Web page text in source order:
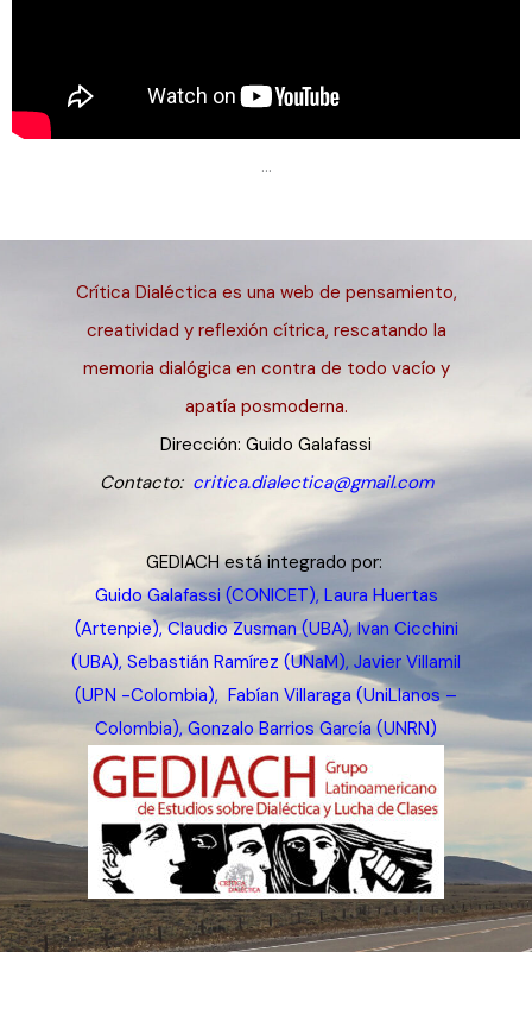
…
Crítica Dialéctica es una web de pensamiento,
creatividad y reflexión cítrica, rescatando la
memoria dialógica en contra de todo vacío y
apatía posmoderna.
Dirección: Guido Galafassi
Contacto: critica.dialectica@gmail.com
GEDIACH está integrado por:
Guido Galafassi (CONICET), Laura Huertas
(Artenpie), Claudio Zusman (UBA), Ivan Cicchini
(UBA), Sebastián Ramírez (UNaM), Javier Villamil
(UPN -Colombia), Fabían Villaraga (UniLlanos –
Colombia), Gonzalo Barrios García (UNRN)